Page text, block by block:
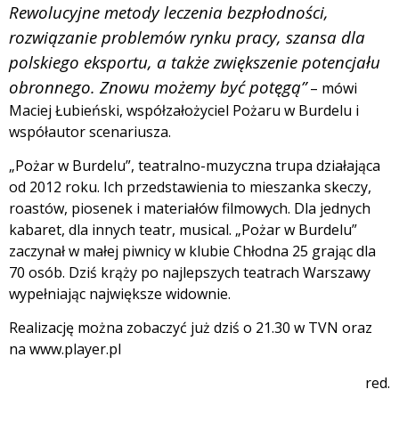
Rewolucyjne metody leczenia bezpłodności,
rozwiązanie problemów rynku pracy, szansa dla
polskiego eksportu, a także zwiększenie potencjału
obronnego. Znowu możemy być potęgą”– mówi
Maciej Łubieński, współzałożyciel Pożaru w Burdelu i
współautor scenariusza.
„Pożar w Burdelu”, teatralno-muzyczna trupa działająca
od 2012 roku. Ich przedstawienia to mieszanka skeczy,
roastów, piosenek i materiałów filmowych. Dla jednych
kabaret, dla innych teatr, musical. „Pożar w Burdelu”
zaczynał w małej piwnicy w klubie Chłodna 25 grając dla
70 osób. Dziś krąży po najlepszych teatrach Warszawy
wypełniając największe widownie.
Realizację można zobaczyć już dziś o 21.30 w TVN oraz
na www.player.pl
red.